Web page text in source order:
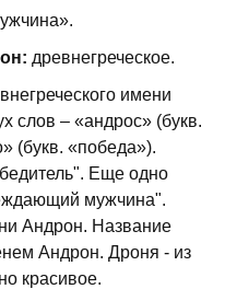
древнегреческое.
имени
слов – «андрос» (букв.
(букв. «победа»).
Еще одно
мужчина".
Андрон. Название
Андрон. Дроня - из
красивое.